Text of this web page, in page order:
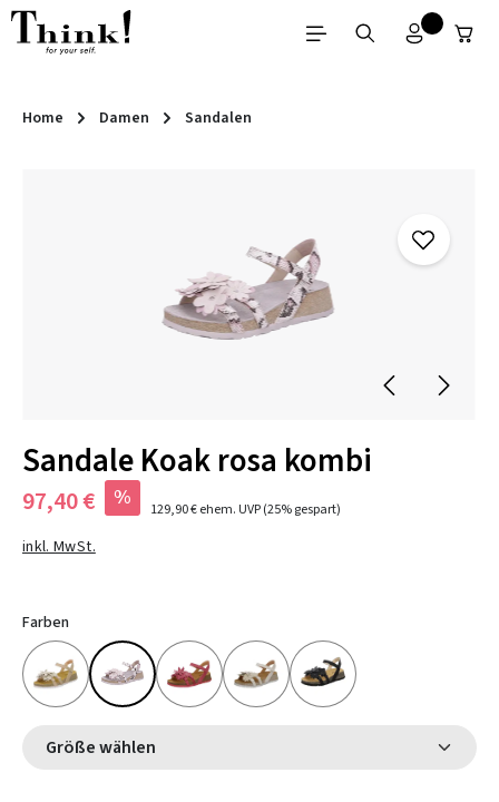
Zum Hauptinhalt springen
Home Damen Sandalen
Sandale Koak rosa kombi
97,40 € % 129,90 €ehem. UVP(25% gespart)
inkl. MwSt.
Farben
Größe wählen